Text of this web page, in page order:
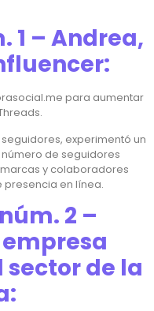
1 – Andrea,
para aumentar
experimentó un
de seguidores
y colaboradores
presencia en línea.
2 –
de la